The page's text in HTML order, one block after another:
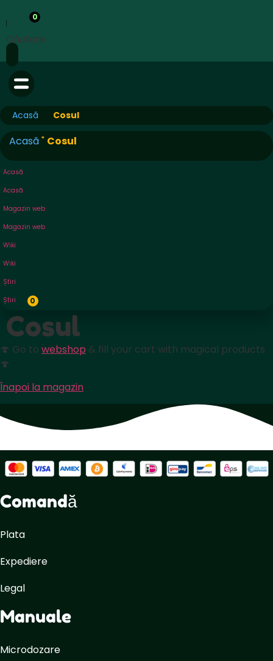
0
Căutare
Acasă Cosul
Acasă" Cosul
Acasă
Acasă
Magazin web
Magazin web
Wiki
Wiki
Știri
Știri
0
Cosul
🍄 Go to webshop & fill your cart with magical products
🍄
Înapoi la magazin
Comandă
Plata
Expediere
Legal
Manuale
Microdozare